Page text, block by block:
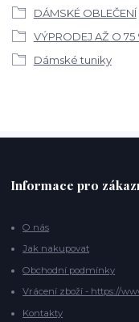
DÁMSKÉ OBLEČENÍ
VÝPRODEJ AŽ O 75
Dámské tuniky
Informace pro
O nás
Jak nakupovat
Obchodní podmínky
Vrácení zboží - https://
Kontakty